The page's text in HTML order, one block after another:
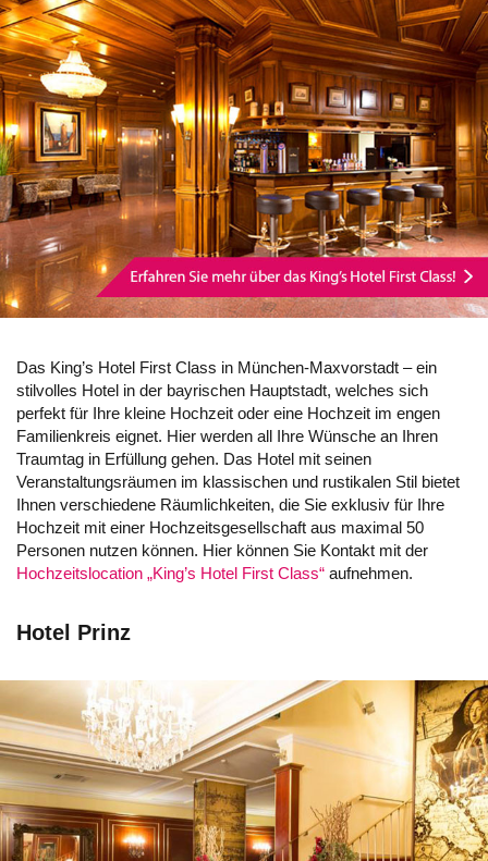
Das King’s Hotel First Class in München-Maxvorstadt – ein
stilvolles Hotel in der bayrischen Hauptstadt, welches sich
perfekt für Ihre kleine Hochzeit oder eine Hochzeit im engen
Familienkreis eignet. Hier werden all Ihre Wünsche an Ihren
Traumtag in Erfüllung gehen. Das Hotel mit seinen
Veranstaltungsräumen im klassischen und rustikalen Stil bietet
Ihnen verschiedene Räumlichkeiten, die Sie exklusiv für Ihre
Hochzeit mit einer Hochzeitsgesellschaft aus maximal 50
Personen nutzen können. Hier können Sie Kontakt mit der
Hochzeitslocation „King’s Hotel First Class“ aufnehmen.
Hotel Prinz